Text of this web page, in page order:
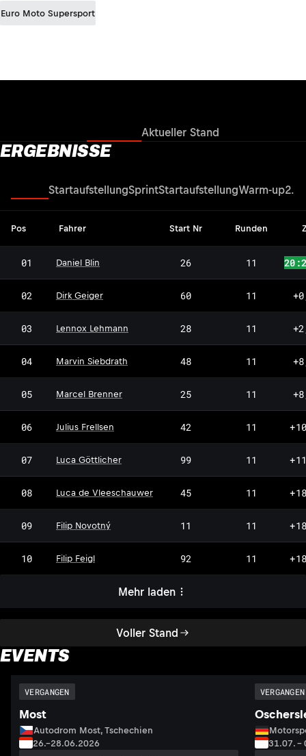
Euro Moto Supersport
Aktueller Stand
ERGEBNISSE
Voller Stand
StartaufstellungSprintStartaufstellungWarm-up2.
Pos Fahrer Start Nr Runden
01 Daniel Blin 26 11
02 Dirk Geiger 60 11
03 LL
Lennox Lehmann 28 11
04 MS
Marvin Siebdrath 48 11
05 MB
Marcel Brenner 25 11
06 JF
Julius Frellsen 42 11
07 LG
Luca Göttlicher 99 11
08 LV
Luca de Vleeschauwer 45 11
09 FN
Filip Novotný 11 11
10 FF
Filip Feigl 92 11
Mehr laden
EVENTS
VERGANGEN
Most
Autodrom Most, Tschechien
26.–28.06.2026
VERGANGEN
31.07. –